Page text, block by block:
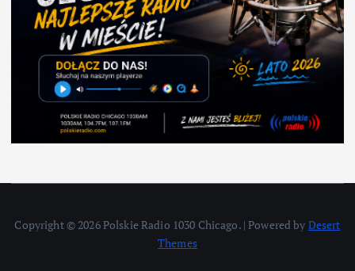
Copyright © 2026 Polskie Radio 1030 Chicago. | Powered by Desert
Themes